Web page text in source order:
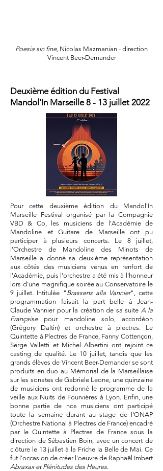
Poesia sin fine, Nicolas Mazmanian - direction
Vincent Beer-Demander
Deuxième édition du Festival
Mandol'In Marseille 8 - 13 juillet 2022
Pour cette deuxième édition du Mandol'In
Marseille Festival organisé par la Compagnie
VBD & Co, les musiciens de l'Académie de
Mandoline et Guitare de Marseille ont pu
participer à plusieurs concerts. Le 8 juillet,
l'Orchestre de Mandoline des Minots de
Marseille a donné sa deuxième représentation
aux côtés des musiciens venus en renfort de
l'Académie, puis l'orchestre a été mis à l'honneur
lors d'une magnifique soirée au Conservatoire le
9 juillet. Intitulée " Brassens alla Vannier", cette
programmation faisait la part belle à Jean-
Claude Vannier pour la création de sa suite A la
Françaisepour mandoline solo, accordéon
(Grégory Daltin) et orchestre à plectres. Le
Quintette à Plectres de France, Fanny Cottençon,
Serge Valletti et Michel Albertini ont rejoint ce
casting de qualité. Le 10 juillet, tandis que les
grands élèves de Vincent Beer-Demander se sont
produits en duo au Mémorial de la Marseillaise
sur les sonates de Gabriele Leone, une quinzaine
de musiciens ont redonné le programme de la
veille aux Nuits de Fourvières à Lyon. Enfin, une
bonne partie de nos musiciens ont participé
toute la semaine durant au stage de l'ONAP
(Orchestre National à Plectres de France) encadré
par le Quintette à Plectres de France sous la
direction de Sébastien Boin, avec un concert de
clôture le 13 juillet à la Friche la Belle de Mai. Ce
fut l'occasion de créer l'oeuvre de Raphaël Imbert
Abraxax et Plénitudes des Heures.